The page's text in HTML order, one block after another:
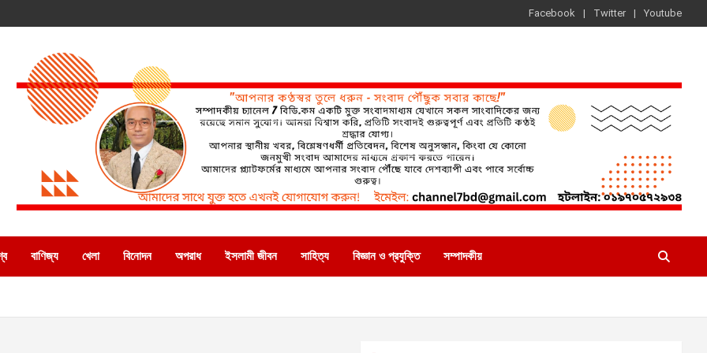
Facebook Twitter Youtube
বাণিজ্য খেলা বিনোদন অপরাধ ইসলামী জীবন সাহিত্য বিজ্ঞান ও প্রযুক্তি সম্পাদকীয়